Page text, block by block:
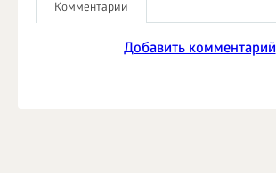
Комментарии
Добавить комментарий